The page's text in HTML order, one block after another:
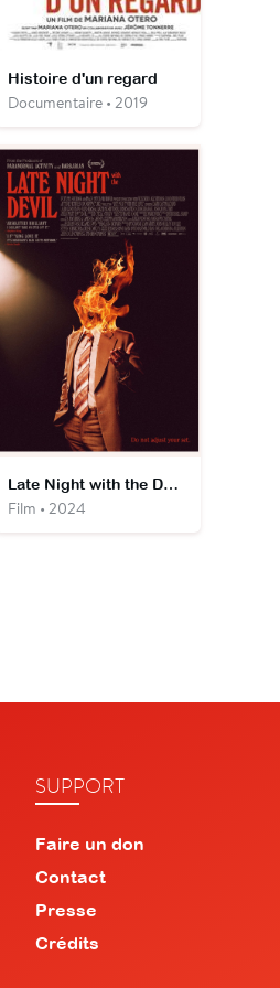
Histoire d'un regard
Documentaire • 2019
Late Night with the Devil
Film • 2024
SUPPORT
Faire un don
Contact
Presse
Crédits